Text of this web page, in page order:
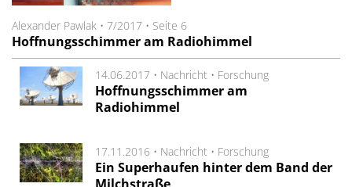
Alexander Pawlak • 7/2017 • Seite 6
Hoffnungsschimmer am Radiohimmel
14.06.2017 • Nachricht • Forschung
Hoffnungsschimmer am
Radiohimmel
17.11.2016 • Nachricht • Forschung
Ein Superhaufen hinter dem Band der